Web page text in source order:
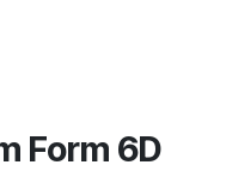
Form 6D